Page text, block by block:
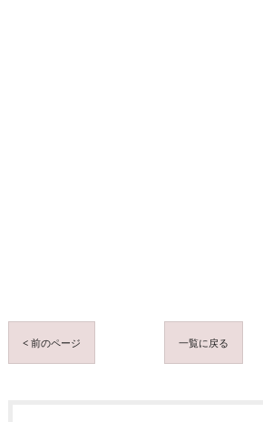
< 前のページ 一覧に戻る